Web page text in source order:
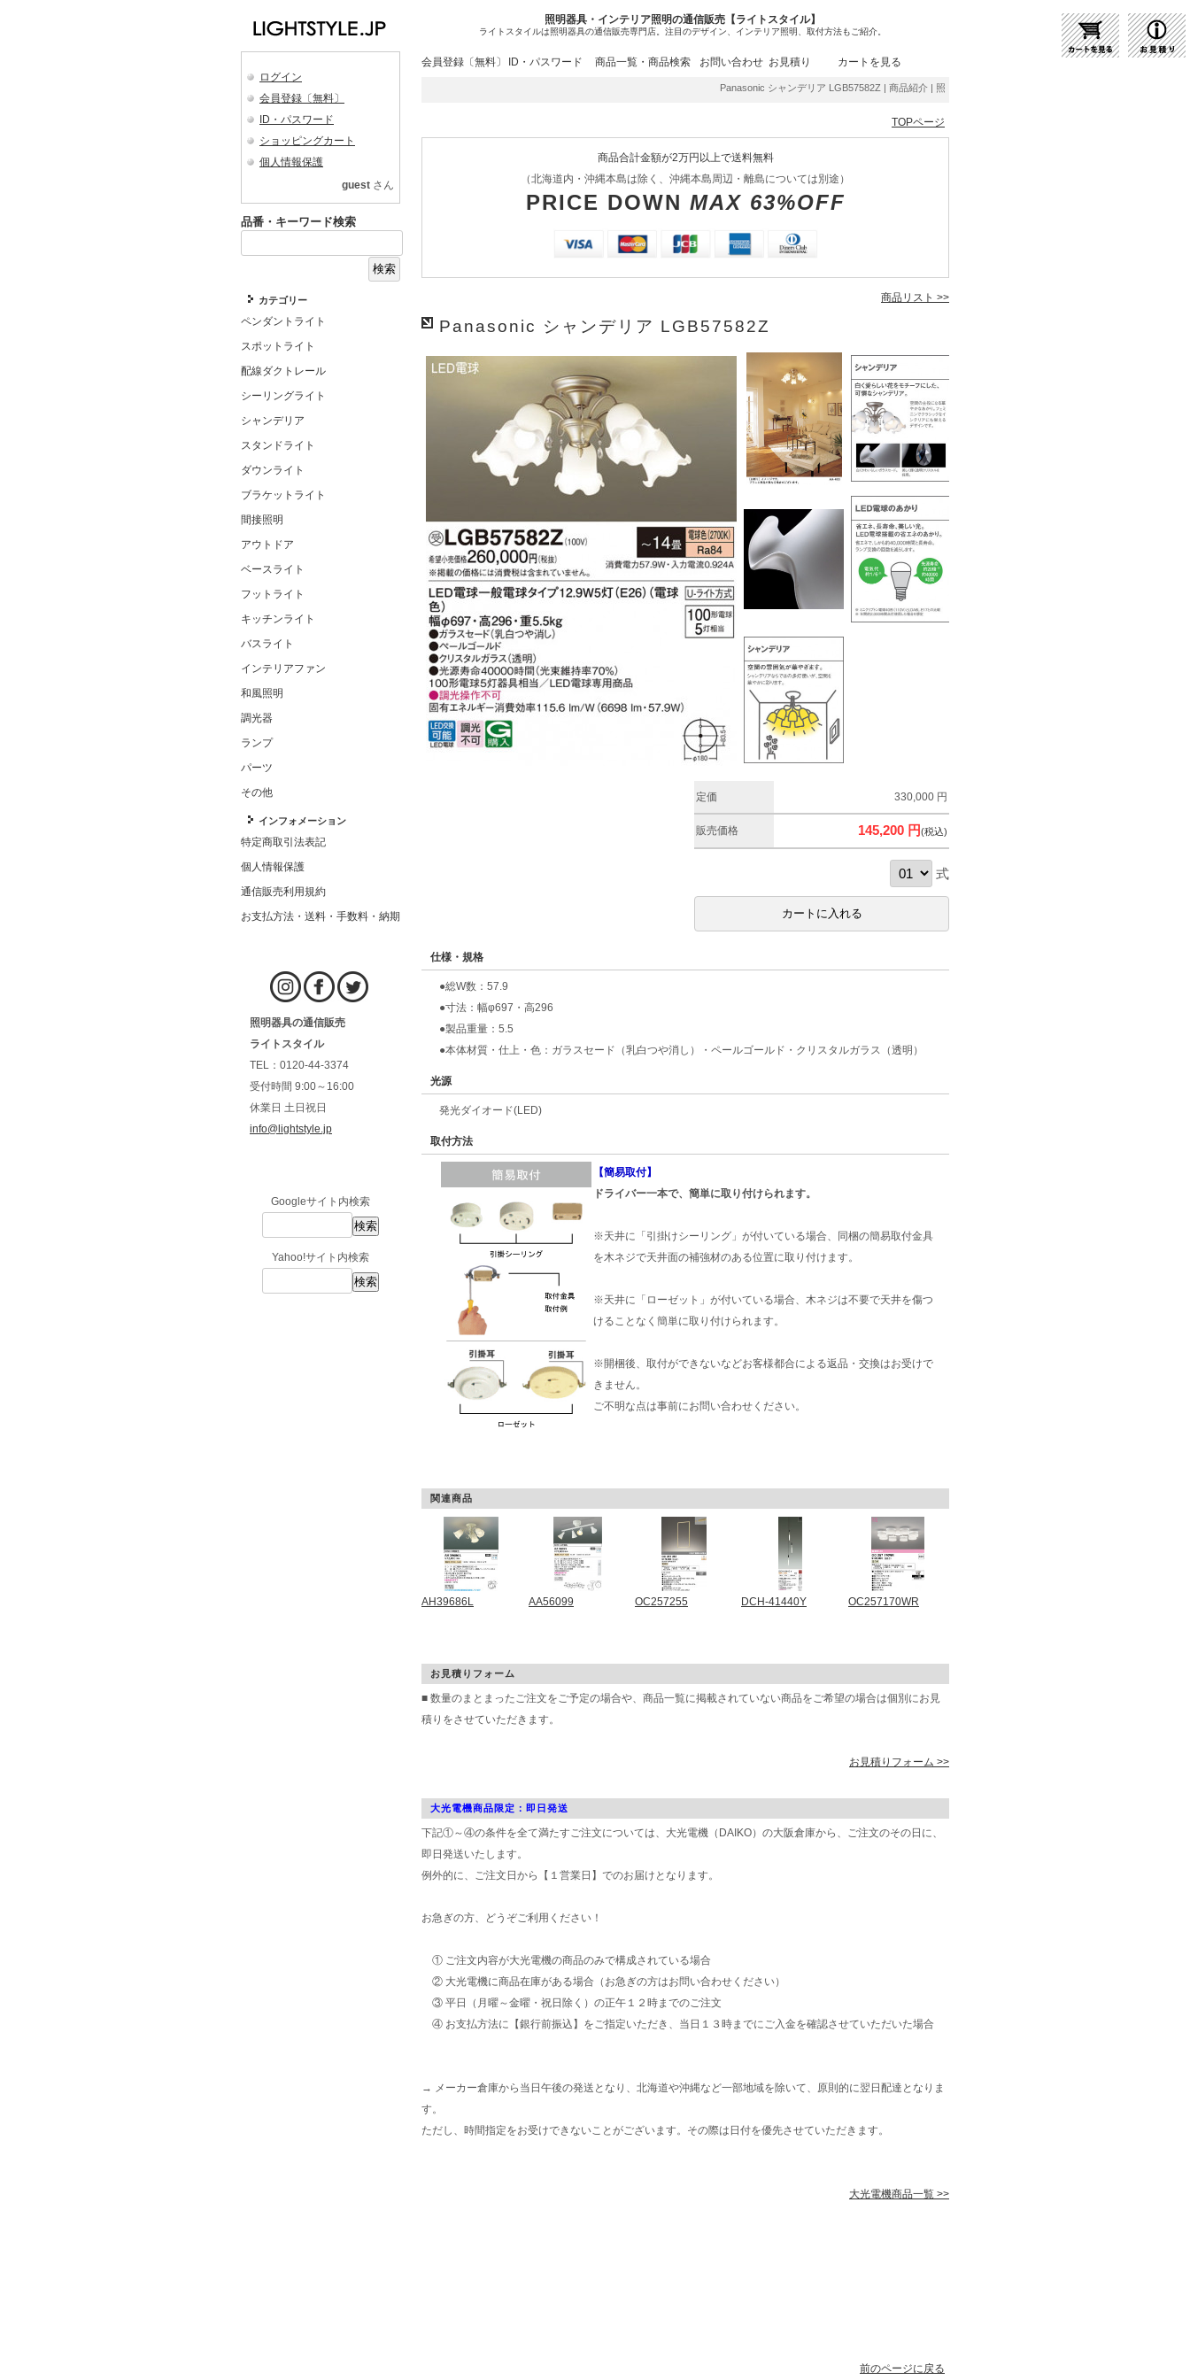
照明器具・インテリア照明の通信販売【ライトスタイル】
ライトスタイルは照明器具の通信販売専門店。注目のデザイン、インテリア照明、取付方法もご紹介。
ログイン
会員登録〔無料〕
ID・パスワード
ショッピングカート
個人情報保護
guest さん
品番・キーワード検索
カテゴリー
ペンダントライト
スポットライト
配線ダクトレール
シーリングライト
シャンデリア
スタンドライト
ダウンライト
ブラケットライト
間接照明
アウトドア
ベースライト
フットライト
キッチンライト
バスライト
インテリアファン
和風照明
調光器
ランプ
パーツ
その他
インフォメーション
特定商取引法表記
個人情報保護
通信販売利用規約
お支払方法・送料・手数料・納期
照明器具の通信販売
ライトスタイル
TEL：0120-44-3374
受付時間 9:00～16:00
休業日 土日祝日
info@lightstyle.jp
Googleサイト内検索
Yahoo!サイト内検索
会員登録〔無料〕 ID・パスワード 商品一覧・商品検索 お問い合わせ お見積り カートを見る
Panasonic シャンデリア LGB57582Z | 商品紹介 | 照明器具の通販・インテリア照明の通信販売【ライトスタイル
TOPページ
商品合計金額が2万円以上で送料無料
（北海道内・沖縄本島は除く、沖縄本島周辺・離島については別途）
PRICE DOWN MAX 63%OFF
商品リスト >>
Panasonic シャンデリア LGB57582Z
定価 330,000 円
販売価格 145,200 円(税込)
式
仕様・規格
●総W数：57.9
●寸法：幅φ697・高296
●製品重量：5.5
●本体材質・仕上・色：ガラスセード（乳白つや消し）・ペールゴールド・クリスタルガラス（透明）
光源
発光ダイオード(LED)
取付方法
【簡易取付】
ドライバー一本で、簡単に取り付けられます。
※天井に「引掛けシーリング」が付いている場合、同梱の簡易取付金具
を木ネジで天井面の補強材のある位置に取り付けます。
※天井に「ローゼット」が付いている場合、木ネジは不要で天井を傷つ
けることなく簡単に取り付けられます。
※開梱後、取付ができないなどお客様都合による返品・交換はお受けで
きません。
ご不明な点は事前にお問い合わせください。
関連商品
AH39686L AA56099 OC257255 DCH-41440Y OC257170WR
お見積りフォーム
■ 数量のまとまったご注文をご予定の場合や、商品一覧に掲載されていない商品をご希望の場合は個別にお見
積りをさせていただきます。
お見積りフォーム >>
大光電機商品限定：即日発送
下記①～④の条件を全て満たすご注文については、大光電機（DAIKO）の大阪倉庫から、ご注文のその日に、
即日発送いたします。
例外的に、ご注文日から【１営業日】でのお届けとなります。
お急ぎの方、どうぞご利用ください！
① ご注文内容が大光電機の商品のみで構成されている場合
② 大光電機に商品在庫がある場合（お急ぎの方はお問い合わせください）
③ 平日（月曜～金曜・祝日除く）の正午１２時までのご注文
④ お支払方法に【銀行前振込】をご指定いただき、当日１３時までにご入金を確認させていただいた場合
→ メーカー倉庫から当日午後の発送となり、北海道や沖縄など一部地域を除いて、原則的に翌日配達となりま
す。
ただし、時間指定をお受けできないことがございます。その際は日付を優先させていただきます。
大光電機商品一覧 >>
前のページに戻る